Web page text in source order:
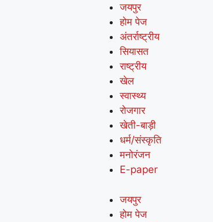
जयपुर
होम पेज
अंतर्राष्ट्रीय
सियासत
राष्ट्रीय
खेल
स्वास्थ्य
रोजगार
खेती-बाड़ी
धर्म/संस्कृति
मनोरंजन
E-paper
जयपुर
होम पेज